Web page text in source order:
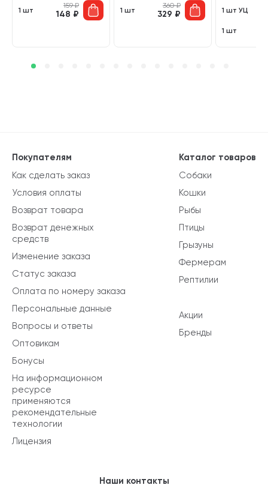
1 шт
159₽
148 ₽ 1 шт
360₽
329 ₽ 1 шт УЦ
1 шт
Каталог товаров
Собаки
Кошки
Рыбы
Птицы
Грызуны
Фермерам
Рептилии
Акции
Бренды
Покупателям
Как сделать заказ
Условия оплаты
Возврат товара
Возврат денежных
средств
Изменение заказа
Статус заказа
Оплата по номеру заказа
Персональные данные
Вопросы и ответы
Оптовикам
Бонусы
На информационном
ресурсе
применяются
рекомендательные
технологии
Лицензия
Наши контакты